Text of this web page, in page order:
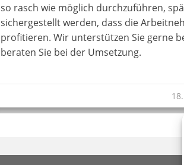
so rasch wie möglich durchzuführen,
sichergestellt werden, dass die
profitieren. Wir unterstützen Sie gerne
beraten Sie bei der Umsetzung.